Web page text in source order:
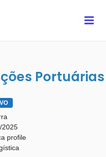
Portuárias
2025
profile